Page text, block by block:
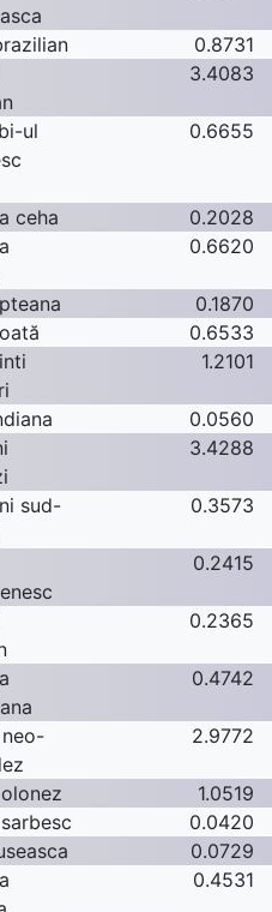
0.8731
3.4083
ul
0.6655
ceha
0.2028
0.6620
0.1870
0.6533
1.2101
0.0560
3.4288
sud-
0.3573
0.2415
0.2365
0.4742
2.9772
1.0519
0.0420
0.0729
0.4531